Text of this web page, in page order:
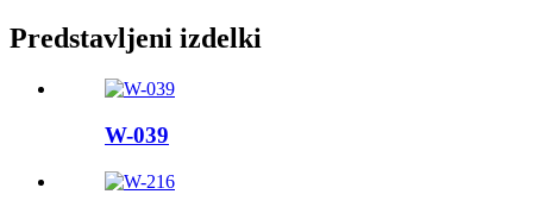
Predstavljeni izdelki
W-039